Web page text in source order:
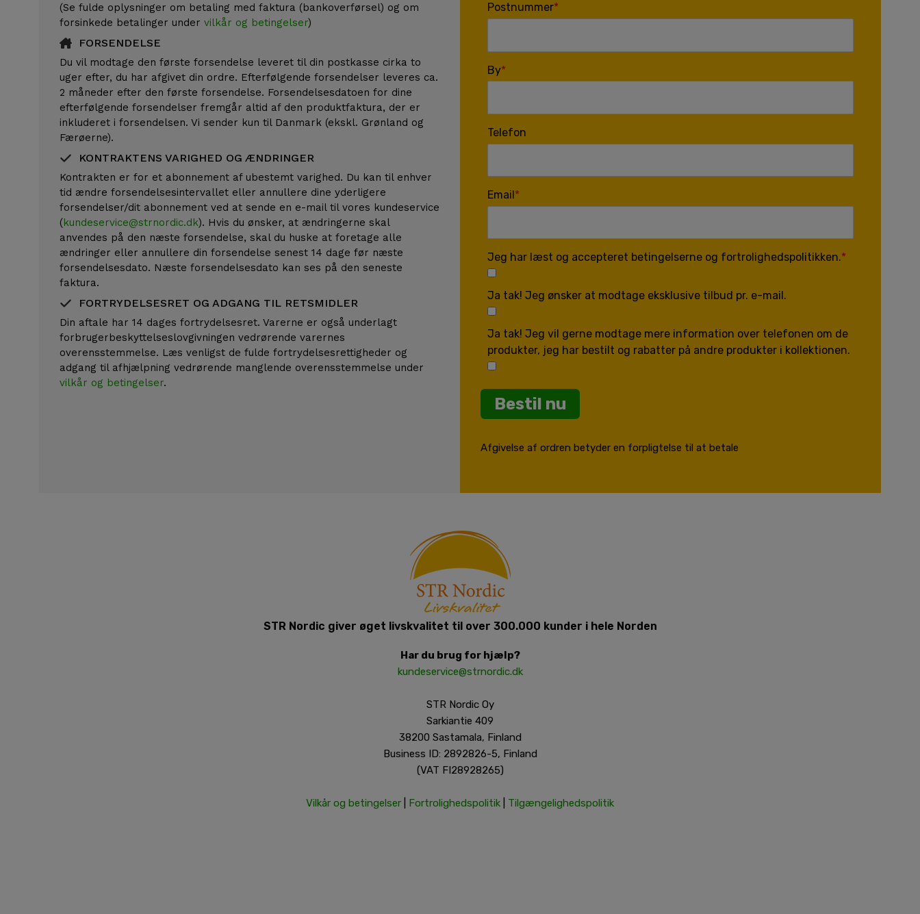
(Se fulde oplysninger om betaling med faktura (bankoverførsel) og om
forsinkede betalinger under vilkår og betingelser)
FORSENDELSE
Du vil modtage den første forsendelse leveret til din postkasse cirka to
uger efter, du har afgivet din ordre. Efterfølgende forsendelser leveres ca.
2 måneder efter den første forsendelse. Forsendelsesdatoen for dine
efterfølgende forsendelser fremgår altid af den produktfaktura, der er
inkluderet i forsendelsen. Vi sender kun til Danmark (ekskl. Grønland og
Færøerne).
KONTRAKTENS VARIGHED OG ÆNDRINGER
Kontrakten er for et abonnement af ubestemt varighed. Du kan til enhver
tid ændre forsendelsesintervallet eller annullere dine yderligere
forsendelser/dit abonnement ved at sende en e-mail til vores kundeservice
(kundeservice@strnordic.dk). Hvis du ønsker, at ændringerne skal
anvendes på den næste forsendelse, skal du huske at foretage alle
ændringer eller annullere din forsendelse senest 14 dage før næste
forsendelsesdato. Næste forsendelsesdato kan ses på den seneste
faktura.
FORTRYDELSESRET OG ADGANG TIL RETSMIDLER
Din aftale har 14 dages fortrydelsesret. Varerne er også underlagt
forbrugerbeskyttelseslovgivningen vedrørende varernes
overensstemmelse. Læs venligst de fulde fortrydelsesrettigheder og
adgang til afhjælpning vedrørende manglende overensstemmelse under
vilkår og betingelser.
Postnummer
By
Telefon
Email
Jeg har læst og accepteret betingelserne og fortrolighedspolitikken.
Ja tak! Jeg ønsker at modtage eksklusive tilbud pr. e-mail.
Ja tak! Jeg vil gerne modtage mere information over telefonen om de
produkter, jeg har bestilt og rabatter på andre produkter i kollektionen.
Bestil nu
Afgivelse af ordren betyder en forpligtelse til at betale
STR Nordic giver øget livskvalitet til over 300.000 kunder i hele Norden
Har du brug for hjælp?
kundeservice@strnordic.dk
STR Nordic Oy
Sarkiantie 409
38200 Sastamala, Finland
Business ID: 2892826-5, Finland
(VAT FI28928265)
Vilkår og betingelser Fortrolighedspolitik Tilgængelighedspolitik